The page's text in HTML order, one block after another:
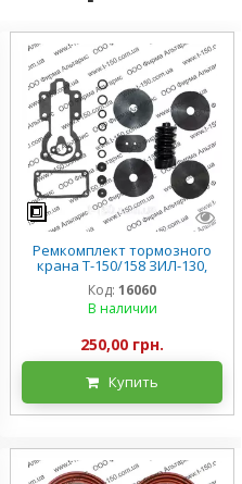
Ремкомплект тормозного
крана Т-150/158 ЗИЛ-130,
Код: 16060
В наличии
250,00 грн.
Купить